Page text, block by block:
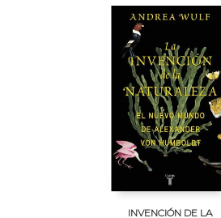
INVENCIÓN DE LA